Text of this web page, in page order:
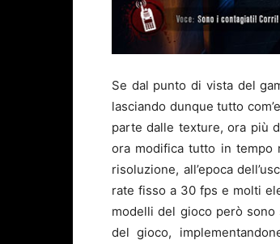
Se dal punto di vista del
lasciando dunque tutto
parte dalle texture, ora più
ora modifica tutto in tempo
risoluzione, all’epoca
rate fisso a 30 fps e molti
modelli del gioco però
del gioco,